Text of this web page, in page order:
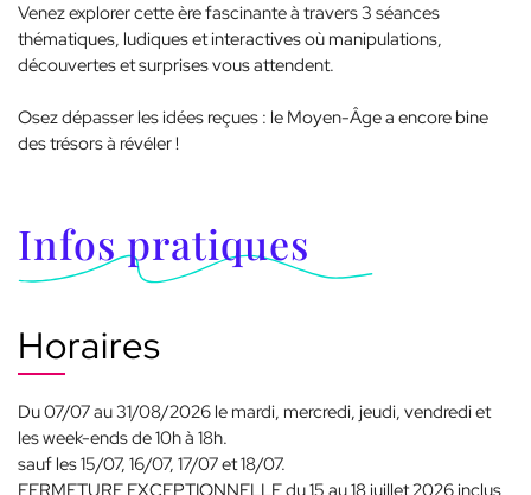
Venez explorer cette ère fascinante à travers 3 séances
thématiques, ludiques et interactives où manipulations,
découvertes et surprises vous attendent.
Osez dépasser les idées reçues : le Moyen-Âge a encore bine
des trésors à révéler !
Infos pratiques
Horaires
Du 07/07 au 31/08/2026 le mardi, mercredi, jeudi, vendredi et
les week-ends de 10h à 18h.
sauf les 15/07, 16/07, 17/07 et 18/07.